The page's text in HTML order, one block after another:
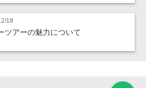
18
ツアーの魅力について